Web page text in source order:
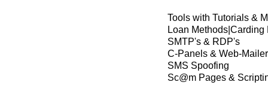
Tools with Tutorials &
Loan Methods|Carding
SMTP's & RDP's
C-Panels & Web-
SMS Spoofing
Sc@m Pages &